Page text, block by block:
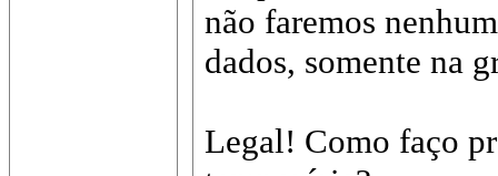
não faremos
dados, somente na
Legal! Como faço